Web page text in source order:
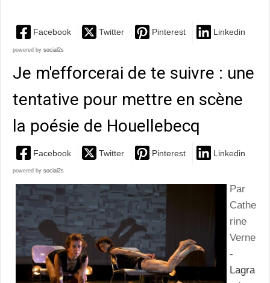
Facebook Twitter Pinterest Linkedin
powered by social2s
Je m'efforcerai de te suivre : une
tentative pour mettre en scène
la poésie de Houellebecq
Facebook Twitter Pinterest Linkedin
powered by social2s
Par
Cathe
rine
Verne
-
Lagra